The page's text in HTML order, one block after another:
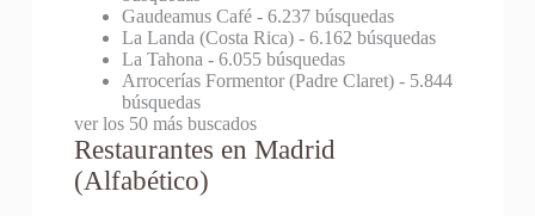
Gaudeamus Café- 6.237 búsquedas
La Landa (Costa Rica)- 6.162 búsquedas
La Tahona - 6.055 búsquedas
Arrocerías Formentor (Padre Claret)- 5.844
búsquedas
ver los 50 más buscados
Restaurantes en Madrid
(Alfabético)